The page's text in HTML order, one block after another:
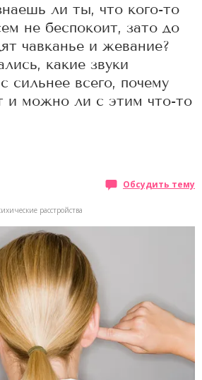
ли ты, что кого-то
не беспокоит, зато до
чавканье и жевание?
какие звуки
сильнее всего, почему
и можно ли с этим что-то
Обсудить тему
расстройства